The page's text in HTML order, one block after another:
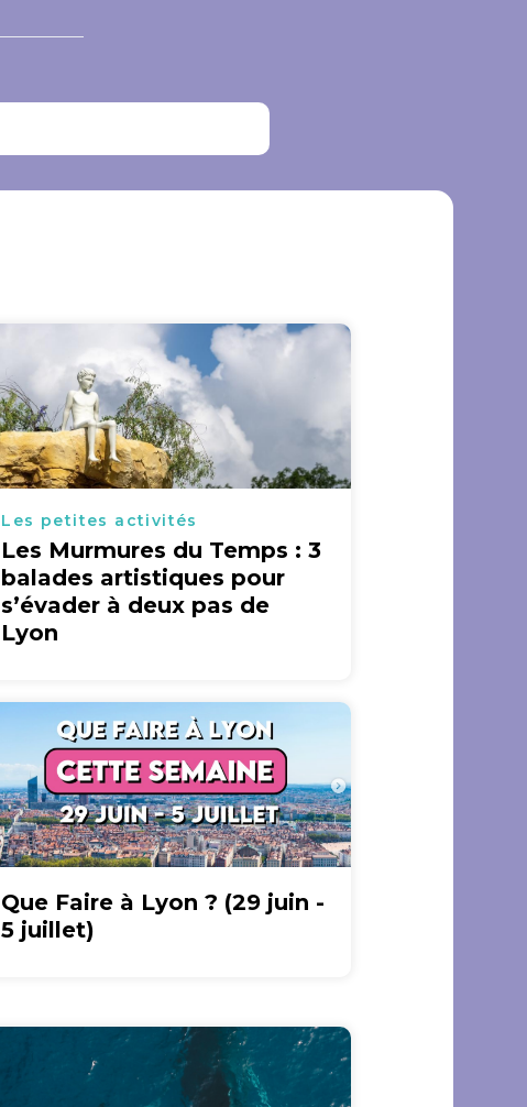
Les petites activités
Les Murmures du Temps : 3
balades artistiques pour
s’évader à deux pas de
Lyon
Que Faire à Lyon ? (29 juin -
5 juillet)